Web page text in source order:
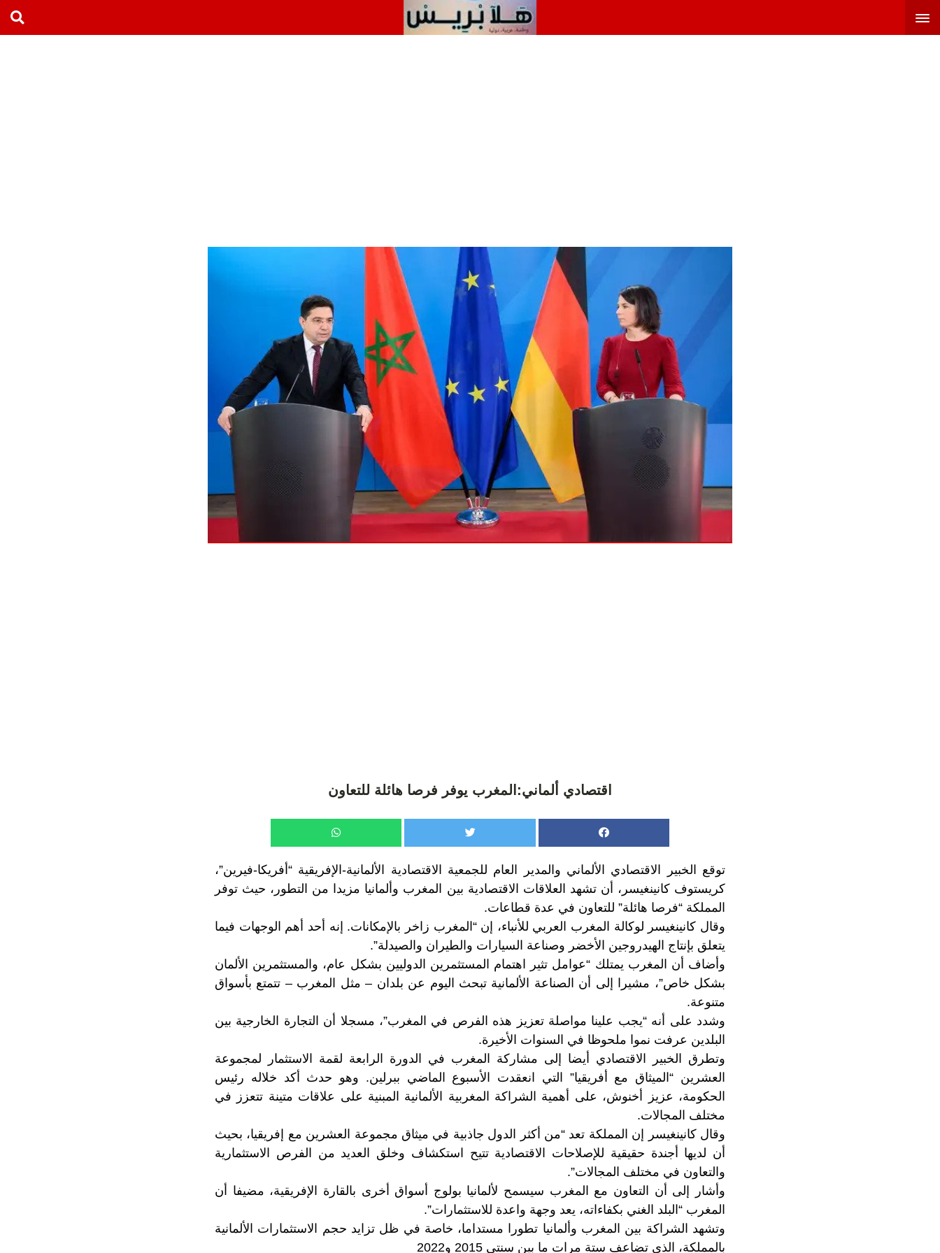
اقتصادي ألماني:المغرب يوفر فرصا هائلة للتعاون
توقع الخبير الاقتصادي الألماني والمدير العام للجمعية الاقتصادية الألمانية-الإفريقية “أفريكا-فيرين”،
كريستوف كانينغيسر، أن تشهد العلاقات الاقتصادية بين المغرب وألمانيا مزيدا من التطور، حيث توفر
المملكة “فرصا هائلة” للتعاون في عدة قطاعات.
وقال كانينغيسر لوكالة المغرب العربي للأنباء، إن “المغرب زاخر بالإمكانات. إنه أحد أهم الوجهات فيما
يتعلق بإنتاج الهيدروجين الأخضر وصناعة السيارات والطيران والصيدلة”.
وأضاف أن المغرب يمتلك “عوامل تثير اهتمام المستثمرين الدوليين بشكل عام، والمستثمرين الألمان
بشكل خاص”، مشيرا إلى أن الصناعة الألمانية تبحث اليوم عن بلدان – مثل المغرب – تتمتع بأسواق
متنوعة.
وشدد على أنه “يجب علينا مواصلة تعزيز هذه الفرص في المغرب”، مسجلا أن التجارة الخارجية بين
البلدين عرفت نموا ملحوظا في السنوات الأخيرة.
وتطرق الخبير الاقتصادي أيضا إلى مشاركة المغرب في الدورة الرابعة لقمة الاستثمار لمجموعة
العشرين “الميثاق مع أفريقيا” التي انعقدت الأسبوع الماضي ببرلين. وهو حدث أكد خلاله رئيس
الحكومة، عزيز أخنوش، على أهمية الشراكة المغربية الألمانية المبنية على علاقات متينة تتعزز في
مختلف المجالات.
وقال كانينغيسر إن المملكة تعد “من أكثر الدول جاذبية في ميثاق مجموعة العشرين مع إفريقيا، بحيث
أن لديها أجندة حقيقية للإصلاحات الاقتصادية تتيح استكشاف وخلق العديد من الفرص الاستثمارية
والتعاون في مختلف المجالات”.
وأشار إلى أن التعاون مع المغرب سيسمح لألمانيا بولوج أسواق أخرى بالقارة الإفريقية، مضيفا أن
المغرب “البلد الغني بكفاءاته، يعد وجهة واعدة للاستثمارات”.
وتشهد الشراكة بين المغرب وألمانيا تطورا مستداما، خاصة في ظل تزايد حجم الاستثمارات الألمانية
بالمملكة، الذي تضاعف ستة مرات ما بين سنتي 2015 و2022